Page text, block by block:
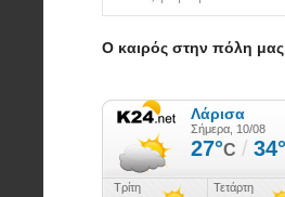
Ο καιρός στην πόλη μας